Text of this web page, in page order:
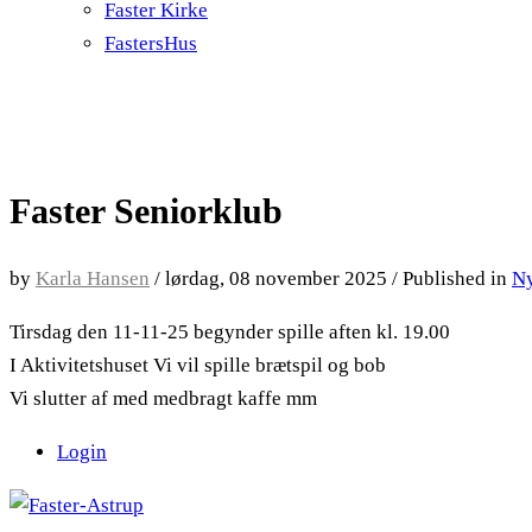
Faster Kirke
FastersHus
Faster Seniorklub
by Karla Hansen / lørdag, 08 november 2025 / Published in
Tirsdag den 11-11-25 begynder spille aften kl. 19.00
I Aktivitetshuset Vi vil spille brætspil og bob
Vi slutter af med medbragt kaffe mm
Login